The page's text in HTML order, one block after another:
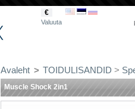
€
Valuuta
Avaleht > TOIDULISANDID >
Muscle Shock 2in1